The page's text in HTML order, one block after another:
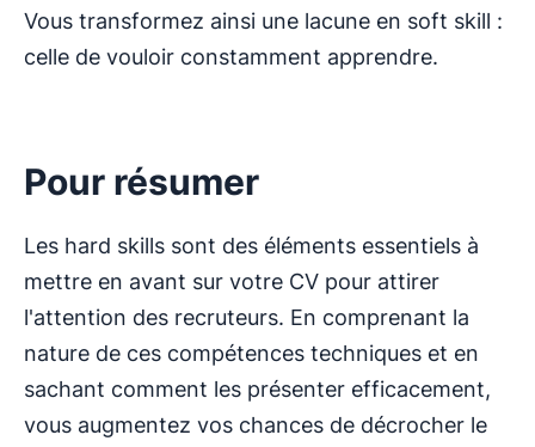
Vous transformez ainsi une lacune en soft skill :
celle de vouloir constamment apprendre.
Pour résumer
Les hard skills sont des éléments essentiels à
mettre en avant sur votre CV pour attirer
l'attention des recruteurs. En comprenant la
nature de ces compétences techniques et en
sachant comment les présenter efficacement,
vous augmentez vos chances de décrocher le